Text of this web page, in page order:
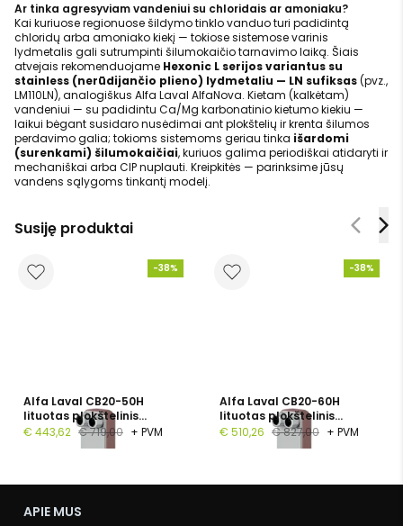
Ar tinka agresyviam vandeniui su chloridais ar amoniaku?
Kai kuriuose regionuose šildymo tinklo vanduo turi padidintą
chloridų arba amoniako kiekį — tokiose sistemose varinis
lydmetalis gali sutrumpinti šilumokaičio tarnavimo laiką. Šiais
atvejais rekomenduojame Hexonic L serijos variantus su
stainless (nerūdijančio plieno) lydmetaliu — LN sufiksas(pvz.,
LM110LN), analogiškus Alfa Laval AlfaNova. Kietam (kalkėtam)
vandeniui — su padidintu Ca/Mg karbonatinio kietumo kiekiu —
laikui bėgant susidaro nusėdimai ant plokštelių ir krenta šilumos
perdavimo galia; tokioms sistemoms geriau tinka išardomi
(surenkami) šilumokaičiai, kuriuos galima periodiškai atidaryti ir
mechaniškai arba CIP nuplauti. Kreipkitės — parinksime jūsų
vandens sąlygoms tinkantį modelį.
Susiję produktai
-38%
Alfa Laval CB20-50H
lituotas plokštelinis
šilumokaitis, 1", 50
€ 443,62 € 719,00 + PVM
-38%
Alfa Laval CB20-60H
lituotas plokštelinis
šilumokaitis, G 1", 60
€ 510,26 € 827,00 + PVM
APIE MUS